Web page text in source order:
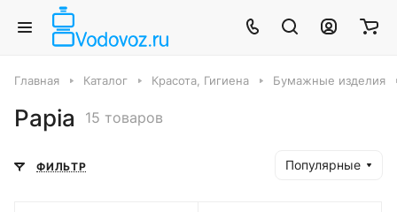
Главная Каталог Красота, Гигиена Бумажные изделия
Papia 15 товаров
ФИЛЬТР Популярные